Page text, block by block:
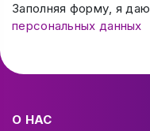
Заполняя форму, я даю
персональных данных
О НАС